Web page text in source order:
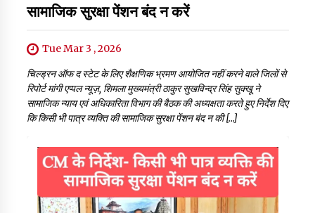
सामाजिक सुरक्षा पेंशन बंद न करें
Tue Mar 3 , 2026
चिल्ड्रन ऑफ द स्टेट के लिए शैक्षणिक भ्रमण आयोजित नहीं करने वाले जिलों से
रिपोर्ट मांगी एप्पल न्यूज़, शिमला मुख्यमंत्री ठाकुर सुखविन्द्र सिंह सुक्खू ने
सामाजिक न्याय एवं अधिकारिता विभाग की बैठक की अध्यक्षता करते हुए निर्देश दिए
कि किसी भी पात्र व्यक्ति की सामाजिक सुरक्षा पेंशन बंद न की […]